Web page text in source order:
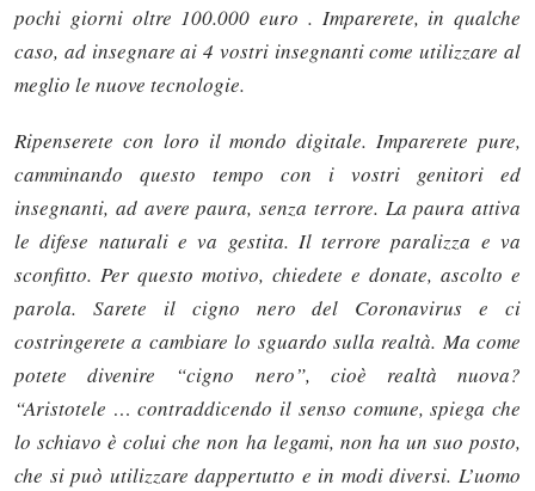
pochi giorni oltre 100.000 euro . Imparerete, in qualche
caso, ad insegnare ai 4 vostri insegnanti come utilizzare al
meglio le nuove tecnologie.
Ripenserete con loro il mondo digitale. Imparerete pure,
camminando questo tempo con i vostri genitori ed
insegnanti, ad avere paura, senza terrore. La paura attiva
le difese naturali e va gestita. Il terrore paralizza e va
sconfitto. Per questo motivo, chiedete e donate, ascolto e
parola. Sarete il cigno nero del Coronavirus e ci
costringerete a cambiare lo sguardo sulla realtà. Ma come
potete divenire “cigno nero”, cioè realtà nuova?
“Aristotele … contraddicendo il senso comune, spiega che
lo schiavo è colui che non ha legami, non ha un suo posto,
che si può utilizzare dappertutto e in modi diversi. L’uomo